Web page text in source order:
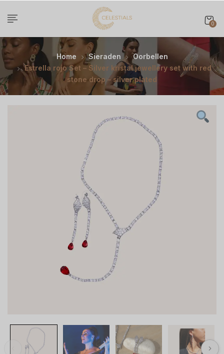
0
Home Sieraden
Oorbellen
Estrella rojo Set – Silver kristal jewellery set with red
stone drop – silver plated